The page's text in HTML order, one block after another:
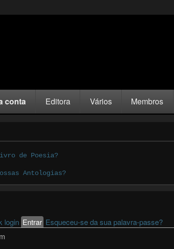
conta Editora Vários Membros
de Poesia?
Antologias?
login Entrar(active tab)
Esqueceu-se da sua palavra-passe?